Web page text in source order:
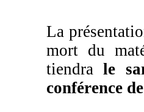
La
mort du
tiendrale
conférence